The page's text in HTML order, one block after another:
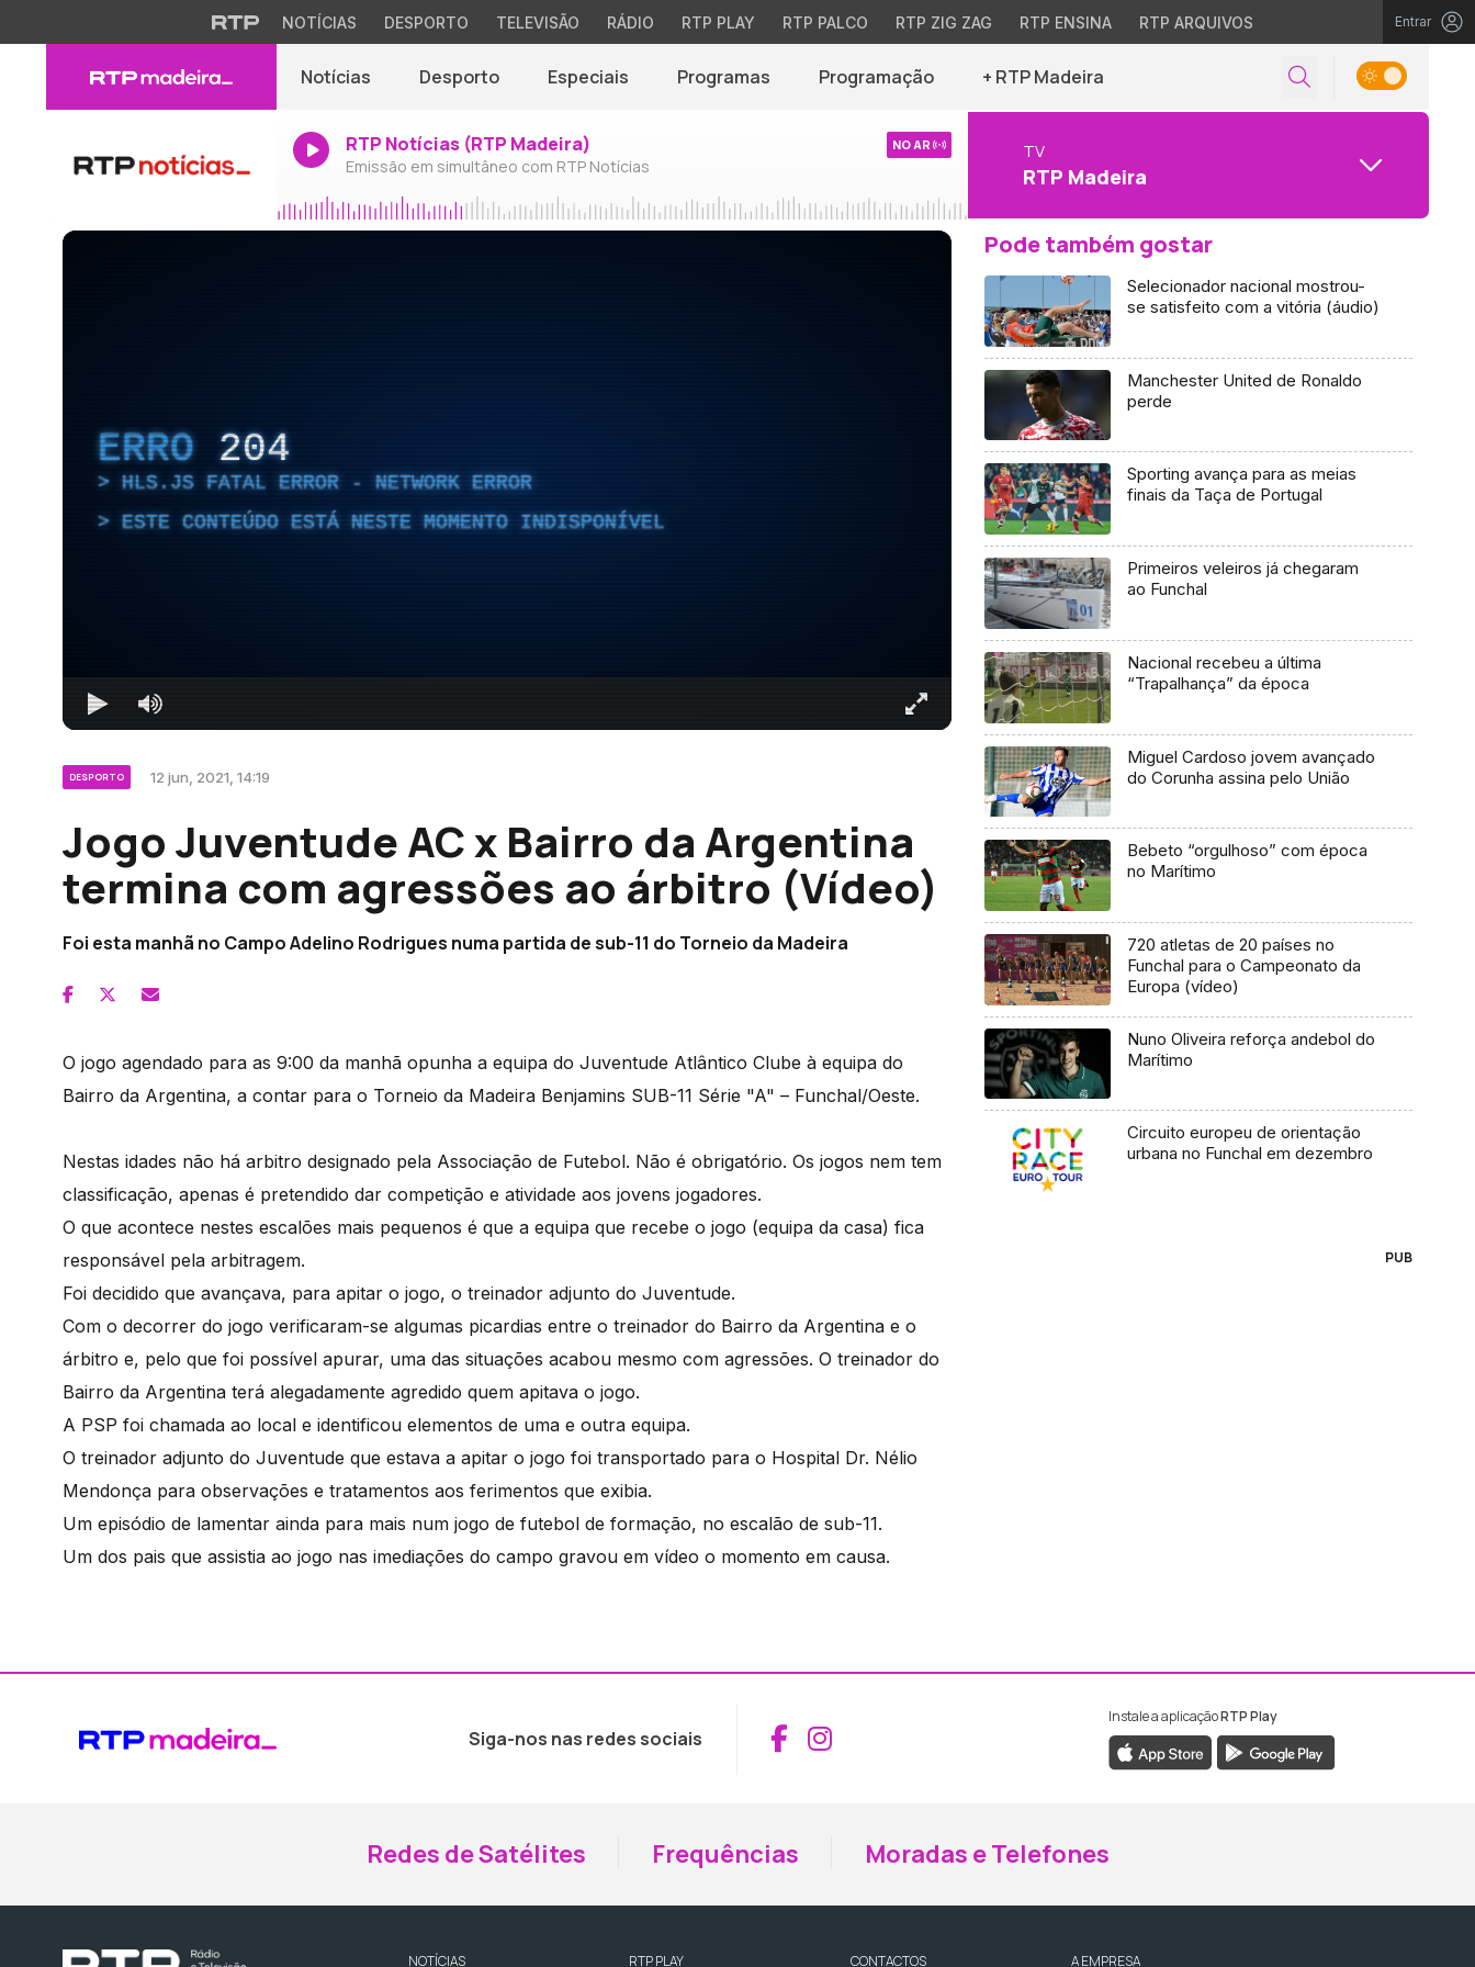
NOTÍCIAS DESPORTO TELEVISÃO RÁDIO RTP PLAY RTP PALCO RTP ZIG ZAG RTP ENSINA RTP ARQUIVOS Entrar
Notícias Desporto Especiais Programas Programação + RTP Madeira
RTP Notícias (RTP Madeira)
Emissão em simultâneo com RTP Notícias
NO AR TV
RTP Madeira
ERRO 204
HLS.JS FATAL ERROR - NETWORK ERROR
ESTE CONTEÚDO ESTÁ NESTE MOMENTO INDISPONÍVEL
DESPORTO 12 jun, 2021, 14:19
Jogo Juventude AC x Bairro da Argentina
termina com agressões ao árbitro (Vídeo)
Foi esta manhã no Campo Adelino Rodrigues numa partida de sub-11 do Torneio da Madeira
O jogo agendado para as 9:00 da manhã opunha a equipa do Juventude Atlântico Clube à equipa do
Bairro da Argentina, a contar para o Torneio da Madeira Benjamins SUB-11 Série "A" – Funchal/Oeste.
Nestas idades não há arbitro designado pela Associação de Futebol. Não é obrigatório. Os jogos nem tem
classificação, apenas é pretendido dar competição e atividade aos jovens jogadores.
O que acontece nestes escalões mais pequenos é que a equipa que recebe o jogo (equipa da casa) fica
responsável pela arbitragem.
Foi decidido que avançava, para apitar o jogo, o treinador adjunto do Juventude.
Com o decorrer do jogo verificaram-se algumas picardias entre o treinador do Bairro da Argentina e o
árbitro e, pelo que foi possível apurar, uma das situações acabou mesmo com agressões. O treinador do
Bairro da Argentina terá alegadamente agredido quem apitava o jogo.
A PSP foi chamada ao local e identificou elementos de uma e outra equipa.
O treinador adjunto do Juventude que estava a apitar o jogo foi transportado para o Hospital Dr. Nélio
Mendonça para observações e tratamentos aos ferimentos que exibia.
Um episódio de lamentar ainda para mais num jogo de futebol de formação, no escalão de sub-11.
Um dos pais que assistia ao jogo nas imediações do campo gravou em vídeo o momento em causa.
Pode também gostar
Selecionador nacional mostrou-
se satisfeito com a vitória (áudio)
Manchester United de Ronaldo
perde
Sporting avança para as meias
finais da Taça de Portugal
Primeiros veleiros já chegaram
ao Funchal
Nacional recebeu a última
“Trapalhança” da época
Miguel Cardoso jovem avançado
do Corunha assina pelo União
Bebeto “orgulhoso” com época
no Marítimo
720 atletas de 20 países no
Funchal para o Campeonato da
Europa (vídeo)
Nuno Oliveira reforça andebol do
Marítimo
Circuito europeu de orientação
urbana no Funchal em dezembro
PUB
Siga-nos nas redes sociais Aceder ao Facebook da RTP Madeira
Aceder ao Instagram da RTP Madeira
Instale a aplicaçãoRTP Play
Redes de Satélites Frequências Moradas e Telefones
NOTÍCIAS RTP PLAY CONTACTOS A EMPRESA